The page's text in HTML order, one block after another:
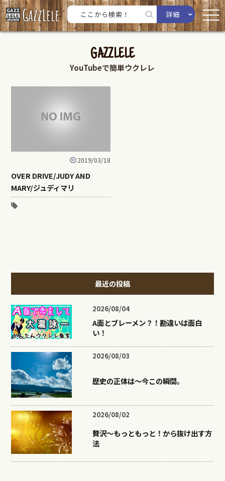
詳細
GAZZLELE
YouTubeで簡単ウクレレ
2019/03/18
OVER DRIVE/JUDY AND
MARY/ジュディマリ
最近の投稿
2026/08/04
A面とブレーメン？！勘違いは面白
い！
2026/08/03
歴史の正体は〜今この瞬間。
2026/08/02
贅沢〜もっともっと！から抜け出す方
法